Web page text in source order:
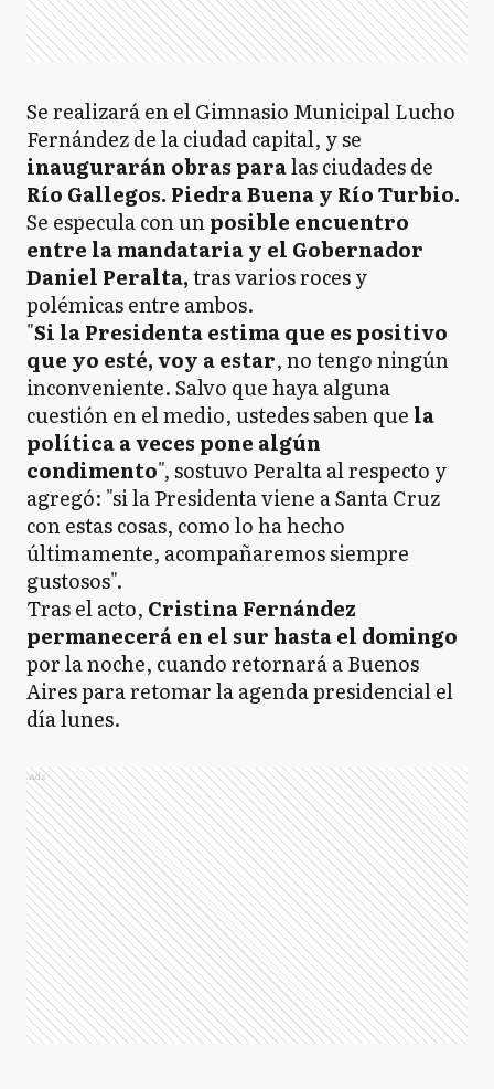
Se realizará en el Gimnasio Municipal Lucho
Fernández de la ciudad capital, y se
inaugurarán obras paralas ciudades de
Río Gallegos. Piedra Buena y Río Turbio.
Se especula con unposible encuentro
entre la mandataria y el Gobernador
Daniel Peralta,tras varios roces y
polémicas entre ambos.
"Si la Presidenta estima que es positivo
que yo esté, voy a estar, no tengo ningún
inconveniente. Salvo que haya alguna
cuestión en el medio, ustedes saben que la
política a veces pone algún
condimento", sostuvo Peralta al respecto y
agregó: "si la Presidenta viene a Santa Cruz
con estas cosas, como lo ha hecho
últimamente, acompañaremos siempre
gustosos".
Tras el acto, Cristina Fernández
permanecerá en el sur hasta el domingo
por la noche, cuando retornará a Buenos
Aires para retomar la agenda presidencial el
día lunes.
Ads